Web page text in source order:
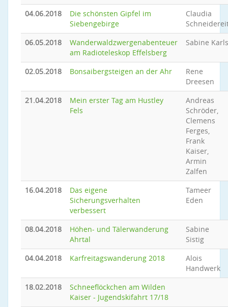
04.06.2018
Die schönsten Gipfel im
Siebengebirge
Claudia
06.05.2018
Wanderwaldzwergenabenteuer
am Radioteleskop Effelsberg
Sabine Karls
02.05.2018 Bonsaibergsteigen an der Ahr
Rene
Dreesen
21.04.2018
Mein erster Tag am Hustley
Fels
Andreas
Schröder,
Clemens
Ferges,
Frank
Kaiser,
Armin
Zalfen
16.04.2018
Das eigene
Sicherungsverhalten
verbessert
Tameer
Eden
08.04.2018
Höhen- und Tälerwanderung
Ahrtal
Sabine
Sistig
04.04.2018
Karfreitagswanderung 2018
Alois
Handwerk
18.02.2018
Schneeflöckchen am Wilden
Kaiser - Jugendskifahrt 17/18